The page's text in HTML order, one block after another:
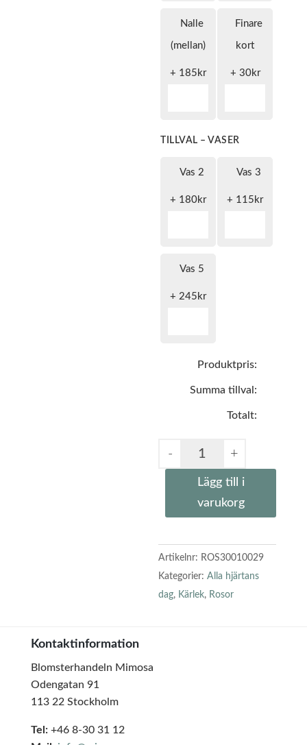
Nalle
(mellan)
+ 185 kr
Finare
kort
+ 30kr
TILLVAL – VASER
Vas 2
+ 180kr
Vas 3
+ 115 kr
Vas 5
+ 245 kr
Produktpris:
Summa tillval:
Totalt:
Lägg till i
varukorg
Artikelnr: ROS30010029
Kategorier:Alla hjärtans
dag, Kärlek, Rosor
Kontaktinformation
Blomsterhandeln Mimosa
Odengatan 91
113 22 Stockholm
Tel:+46 8-30 31 12